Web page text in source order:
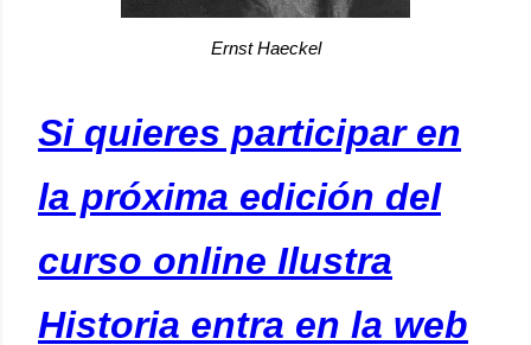
Ernst Haeckel
Si quieres participar en
la próxima edición del
curso online Ilustra
Historia entra en la web